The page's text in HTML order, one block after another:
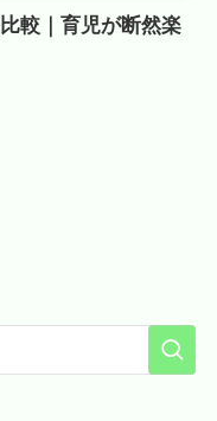
較｜育児が断然楽